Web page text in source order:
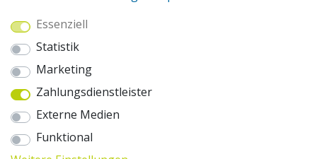
ZAHLUNGSWEISEN
WIR VERSENDEN MIT
AUSZEICHNUNGEN & SICHERHEIT
© 2026 pentagonsports.de
Essenziell
Statistik
Marketing
Zahlungsdienstleister
Externe Medien
Funktional